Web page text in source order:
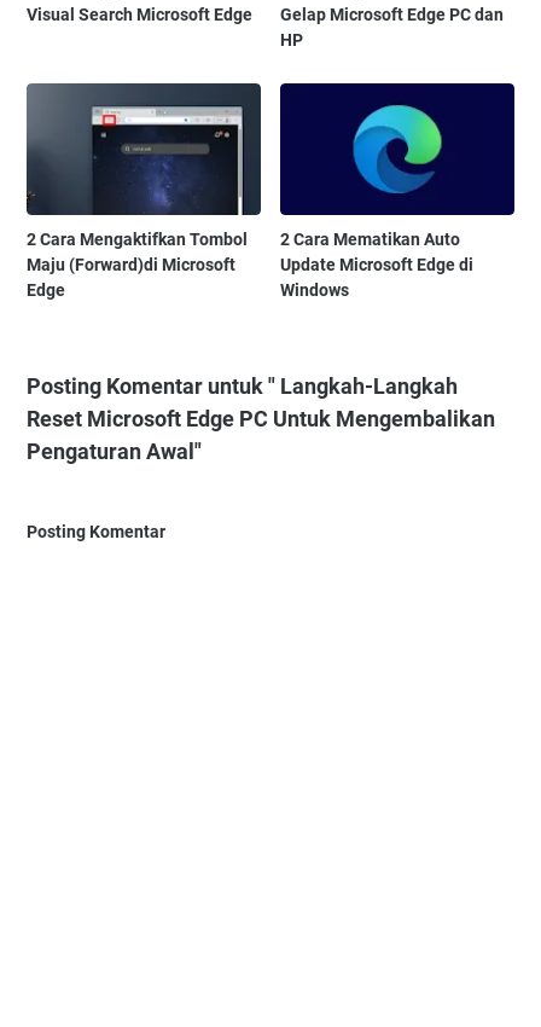
Visual Search Microsoft Edge
Gelap Microsoft Edge PC dan
HP
2 Cara Mengaktifkan Tombol
Maju (Forward)di Microsoft
Edge
2 Cara Mematikan Auto
Update Microsoft Edge di
Windows
Posting Komentar untuk " Langkah-Langkah
Reset Microsoft Edge PC Untuk Mengembalikan
Pengaturan Awal"
Posting Komentar